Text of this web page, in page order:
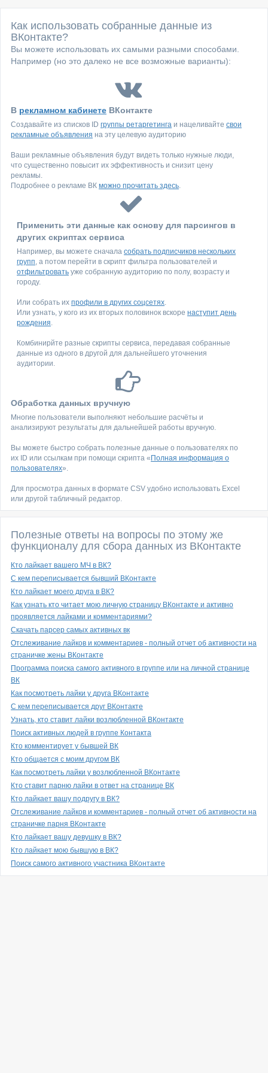
Как использовать собранные данные из
ВКонтакте?
Вы можете использовать их самыми разными способами.
Например (но это далеко не все возможные варианты):
В рекламном кабинете ВКонтакте
Создавайте из списков ID группы ретаргетинга и нацеливайте свои
рекламные объявления на эту целевую аудиторию
Ваши рекламные объявления будут видеть только нужные люди,
что существенно повысит их эффективность и снизит цену
рекламы.
Подробнее о рекламе ВК можно прочитать здесь.
Применить эти данные как основу для парсингов в
других скриптах сервиса
Например, вы можете сначала собрать подписчиков нескольких
групп, а потом перейти в скрипт фильтра пользователей и
отфильтровать уже собранную аудиторию по полу, возрасту и
городу.
Или собрать их профили в других соцсетях.
Или узнать, у кого из их вторых половинок вскоре наступит день
рождения.
Комбинирйте разные скрипты сервиса, передавая собранные
данные из одного в другой для дальнейшего уточнения
аудитории.
Обработка данных вручную
Многие пользователи выполняют небольшие расчёты и
анализируют результаты для дальнейшей работы вручную.
Вы можете быстро собрать полезные данные о пользователях по
их ID или ссылкам при помощи скрипта « Полная информация о
пользователях».
Для просмотра данных в формате CSV удобно использовать Excel
или другой табличный редактор.
Полезные ответы на вопросы по этому же
функционалу для сбора данных из ВКонтакте
Кто лайкает вашего МЧ в ВК?
С кем переписывается бывший ВКонтакте
Кто лайкает моего друга в ВК?
Как узнать кто читает мою личную страницу ВКонтакте и активно
проявляется лайками и комментариями?
Скачать парсер самых активных вк
Отслеживание лайков и комментариев - полный отчет об активности на
страничке жены ВКонтакте
Программа поиска самого активного в группе или на личной странице
ВК
Как посмотреть лайки у друга ВКонтакте
С кем переписывается друг ВКонтакте
Узнать, кто ставит лайки возлюбленной ВКонтакте
Поиск активных людей в группе Контакта
Кто комментирует у бывшей ВК
Кто общается с моим другом ВК
Как посмотреть лайки у возлюбленной ВКонтакте
Кто ставит парню лайки в ответ на странице ВК
Кто лайкает вашу подругу в ВК?
Отслеживание лайков и комментариев - полный отчет об активности на
страничке парня ВКонтакте
Кто лайкает вашу девушку в ВК?
Кто лайкает мою бывшую в ВК?
Поиск самого активного участника ВКонтакте